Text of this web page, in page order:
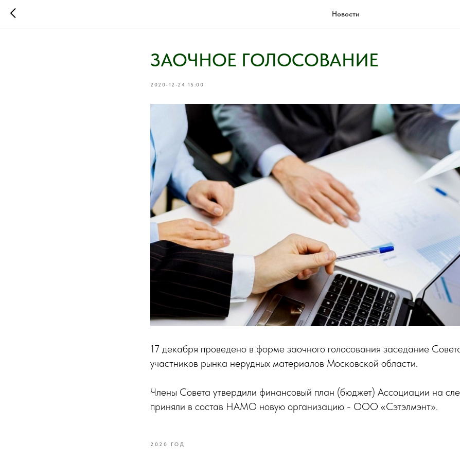
Новости
ЗАОЧНОЕ ГОЛОСОВАНИЕ
2020-12-24 15:00
17 декабря проведено в форме заочного голосования заседание
участников рынка нерудных материалов Московской области.
Члены Совета утвердили финансовый план (бюджет) Ассоциации на
приняли в состав НАМО новую организацию - ООО «Сэтэлмэнт».
2020 ГОД